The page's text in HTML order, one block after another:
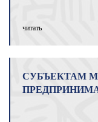
читать
СУБЪЕКТАМ